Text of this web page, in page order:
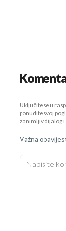
Uključite se u
ponudite svoj
zanimljiv dijalog i
Važna